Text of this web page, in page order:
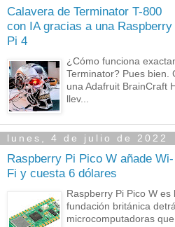
Calavera de Terminator T-800
con IA gracias a una Raspberry
Pi 4
¿Cómo funciona
Terminator? Pues bien.
una Adafruit BrainCraft
llev...
lunes, 4 de julio de 2022
Raspberry Pi Pico W añade Wi-
Fi y cuesta 6 dólares
Raspberry Pi Pico W
fundación británica
microcomputadoras